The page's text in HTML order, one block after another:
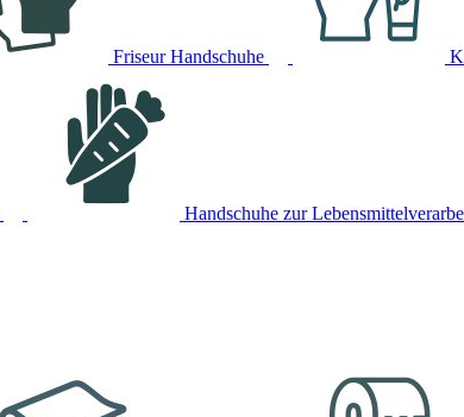
Friseur Handschuhe
Handschuhe zur